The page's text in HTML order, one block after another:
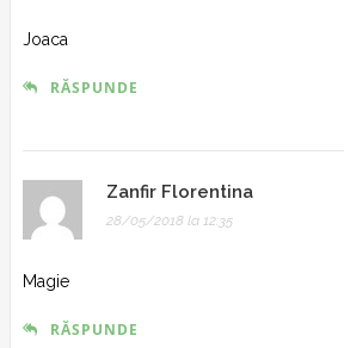
Joaca
RĂSPUNDE
Zanfir Florentina
28/05/2018 la 12:35
Magie
RĂSPUNDE